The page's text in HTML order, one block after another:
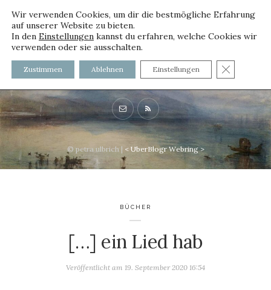
voller worte - mit und ohne
Innenfutter
© petra ulbrich | < UberBlogr Webring >
BÜCHER
[…] ein Lied hab
Veröffentlicht am 19. September 2020 16:54
Wir verwenden Cookies, um dir die bestmögliche Erfahrung
auf unserer Website zu bieten.
In den Einstellungen kannst du erfahren, welche Cookies wir
verwenden oder sie ausschalten.
Zustimmen Ablehnen Einstellungen GDPR